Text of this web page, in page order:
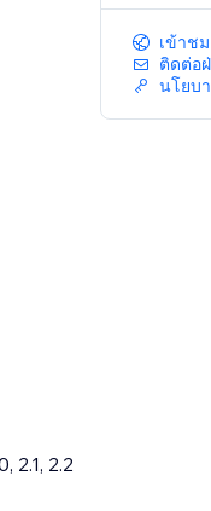
2.1, 2.2
เข้าช
ติดต่อ
นโยบ